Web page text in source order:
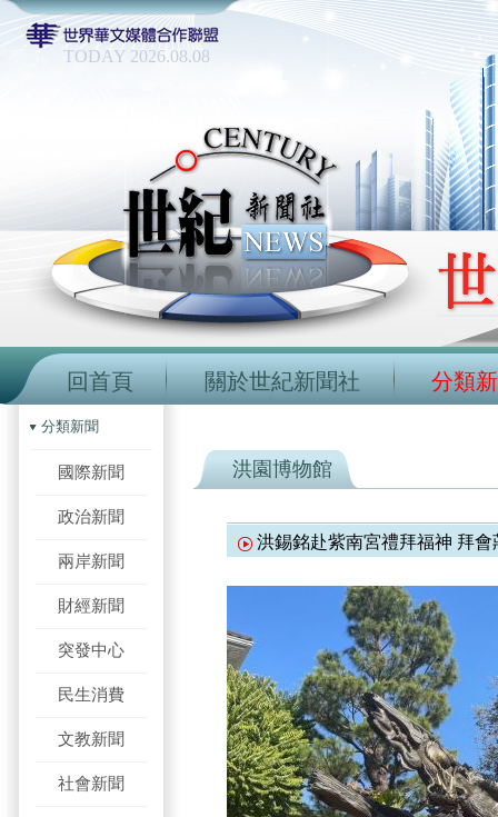
TODAY 2026.08.08
回首頁 關於世紀新聞社 分類
分類新聞
國際新聞
政治新聞
兩岸新聞
財經新聞
突發中心
民生消費
文教新聞
社會新聞
洪園博物館
洪錫銘赴紫南宮禮拜福神 拜會